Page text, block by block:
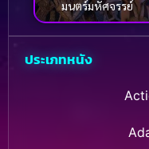
มนตร์มหัศจรรย์
ประเภทหนัง